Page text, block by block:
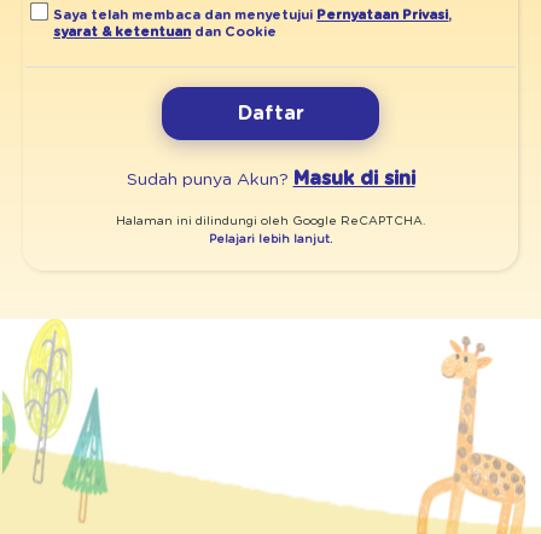
Saya telah membaca dan menyetujui Pernyataan Privasi,
syarat & ketentuan dan Cookie
Daftar
Sudah punya Akun? Masuk di sini
Halaman ini dilindungi oleh Google ReCAPTCHA.
Pelajari lebih lanjut.